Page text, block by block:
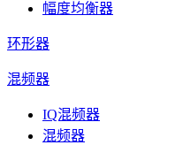
幅度均衡器
环形器
混频器
IQ混频器
混频器